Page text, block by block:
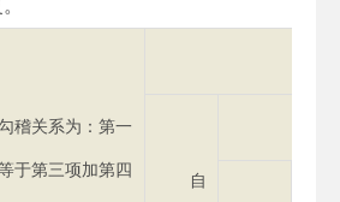
稽关系为：第一
于第三项加第四
自